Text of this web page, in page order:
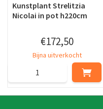
Kunstplant Strelitzia
Nicolai in pot h220cm
€172,50
Bijna uitverkocht